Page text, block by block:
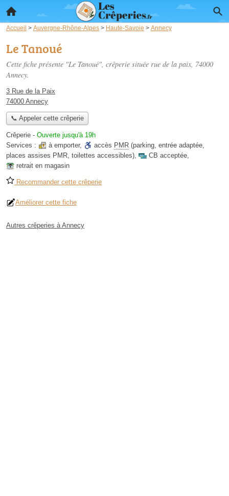
Accueil > Auvergne-Rhône-Alpes > Haute-Savoie > Annecy
Le Tanoué
Cette fiche présente "Le Tanoué", crêperie située rue de la paix, 74000
Annecy.
3 Rue de la Paix
74000 Annecy
📞 Appeler cette crêperie
Crêperie - Ouverte jusqu'à 19h
Services :
à emporter, accès PMR (parking, entrée adaptée,
places assises PMR, toilettes accessibles), CB acceptée,
retrait en magasin
Recommander cette crêperie
Améliorer cette fiche
Autres crêperies à Annecy